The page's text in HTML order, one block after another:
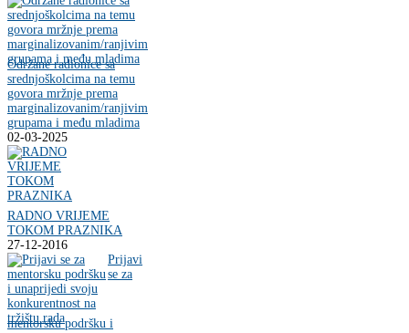
Održane radionice sa
srednjoškolcima na temu
govora mržnje prema
marginalizovanim/ranjivim
grupama i među mladima
02-03-2025
RADNO VRIJEME
TOKOM PRAZNIKA
27-12-2016
Prijavi
se za
mentorsku podršku i